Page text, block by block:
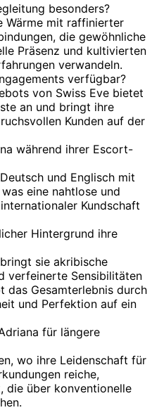
besonders?
Wärme mit raffinierter
die gewöhnliche
Präsenz und kultivierten
verwandeln.
verfügbar?
von Swiss Eve bietet
an und bringt ihre
Kunden auf der
während ihrer Escort-
und Englisch mit
eine nahtlose und
Kundschaft
Hintergrund ihre
sie akribische
verfeinerte Sensibilitäten
das Gesamterlebnis durch
und Perfektion auf ein
für längere
wo ihre Leidenschaft für
reiche,
die über konventionelle